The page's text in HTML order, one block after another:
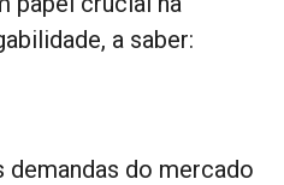
a saber:
demandas do mercado